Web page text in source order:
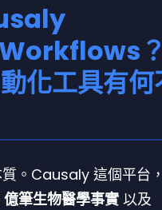
化工具有何
。Causaly 這個平台
筆生物醫學事實以及